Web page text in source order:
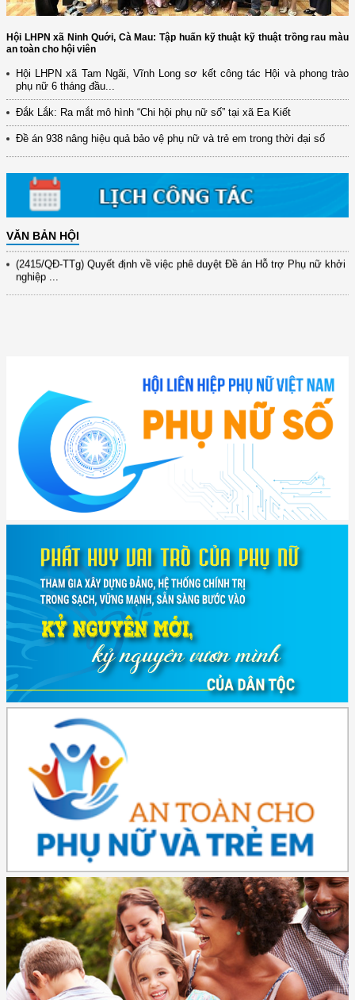
Hội LHPN xã Ninh Quới, Cà Mau: Tập huấn kỹ thuật kỹ thuật trồng rau màu
an toàn cho hội viên
Hội LHPN xã Tam Ngãi, Vĩnh Long sơ kết công tác Hội và phong trào
phụ nữ 6 tháng đầu...
Đắk Lắk: Ra mắt mô hình “Chi hội phụ nữ số” tại xã Ea Kiết
Đề án 938 nâng hiệu quả bảo vệ phụ nữ và trẻ em trong thời đại số
VĂN BẢN HỘI
(12/TB-HĐKH) V/v đăng ký, đề xuất nhiệm vụ Khoa học, công nghệ và
đổi mới ...
(898/KH/ĐCT) Kế hoạch thực hiện Quyết định số 2415/QĐ-TTg ngày
(417/QĐ-BNNMT) Quyết định phê duyệt Chương trình mục tiêu quốc gia
xây dựng ...
(891/KH-ĐCT) Kế hoạch thực hiện Nghị quyết số 72-NQ/TW ngày
9/9/2025 của Bộ ...
(2415/QĐ-TTg) Quyết định về việc phê duyệt Đề án Hỗ trợ Phụ nữ khởi
nghiệp ...